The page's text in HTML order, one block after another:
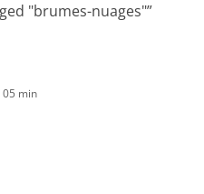
"brumes-nuages"”
05 min